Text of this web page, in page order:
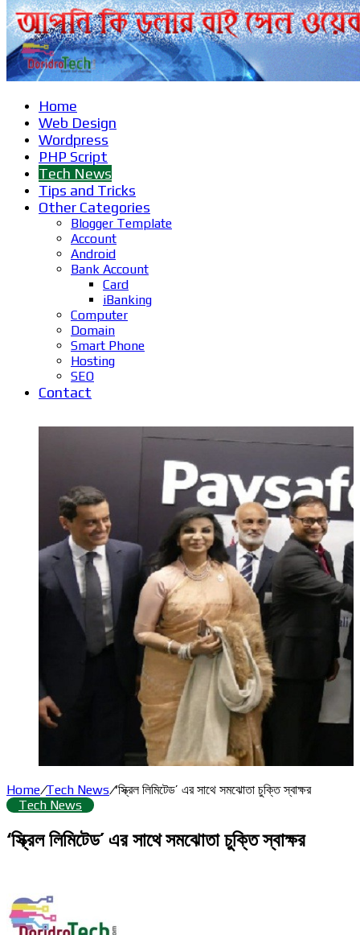
Home
Web Design
Wordpress
PHP Script
Tech News
Tips and Tricks
Other Categories
Blogger Template
Account
Android
Bank Account
Card
iBanking
Computer
Domain
Smart Phone
Hosting
SEO
Contact
Home/Tech News/‘স্ক্রিল লিমিটেড’ এর সাথে সমঝোতা চুক্তি স্বাক্ষর
Tech News
‘স্ক্রিল লিমিটেড’ এর সাথে সমঝোতা চুক্তি স্বাক্ষর